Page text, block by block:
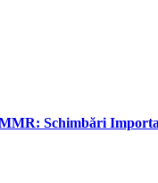
Schimbări